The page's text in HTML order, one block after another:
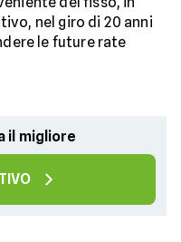
nel giro di 20 anni
le future rate
il migliore